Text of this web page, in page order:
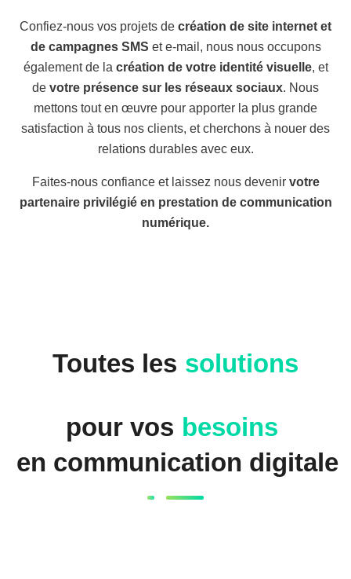
Confiez-nous vos projets de création de site internet et
de campagnes SMS et e-mail, nous nous occupons
également de la création de votre identité visuelle, et
de votre présence sur les réseaux sociaux. Nous
mettons tout en œuvre pour apporter la plus grande
satisfaction à tous nos clients, et cherchons à nouer des
relations durables avec eux.
Faites-nous confiance et laissez nous devenir votre
partenaire privilégié en prestation de communication
numérique.
Toutes les solutions
pour vos besoins
en communication digitale